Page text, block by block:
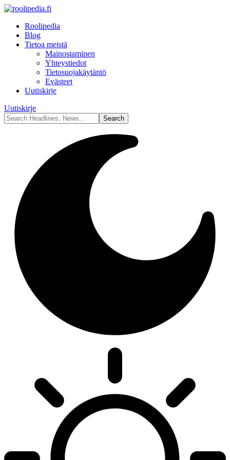
Roolipedia
Blog
Tietoa meistä
Mainostaminen
Yhteystiedot
Tietosuojakäytäntö
Evästeet
Uutiskirje
Uutiskirje